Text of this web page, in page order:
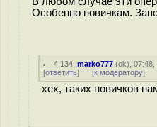
Особенно новичкам.
4.134 ,marko777 (ok), 07:48,
[ответить] [к модератору]
хех, таких новичков